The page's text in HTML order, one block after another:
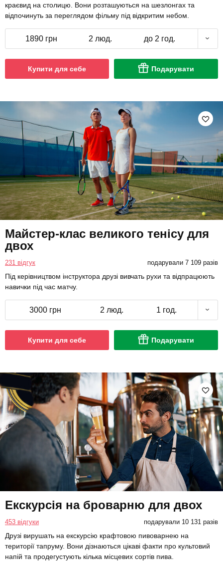
краєвид на столицю. Вони розташуються на шезлонгах та
відпочинуть за переглядом фільму під відкритим небом.
1890 грн 2 люд. до 2 год.
Купити для себе Подарувати
Майстер-клас великого тенісу для
двох
231 відгук подарували 7 109 разів
Під керівництвом інструктора друзі вивчать рухи та відпрацюють
навички під час матчу.
3000 грн 2 люд. 1 год.
Купити для себе Подарувати
Екскурсія на броварню для двох
453 відгуки подарували 10 131 разів
Друзі вирушать на екскурсію крафтовою пивоварнею на
території тапруму. Вони дізнаються цікаві факти про культовий
напій та продегустують кілька місцевих сортів пива.